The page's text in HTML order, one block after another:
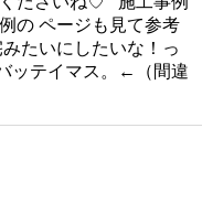
の ページも見て参考
たいにしたいな！っ
ッテイマス。←（間違